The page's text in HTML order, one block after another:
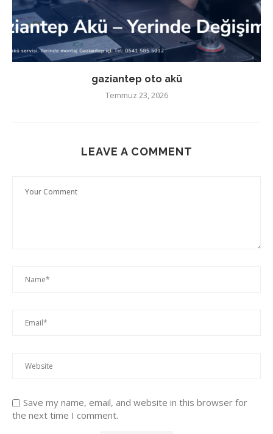
gaziantep oto akü
Temmuz 23, 2026
LEAVE A COMMENT
Save my name, email, and website in this browser for
the next time I comment.